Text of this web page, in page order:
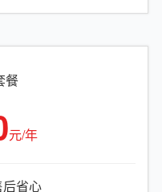
餐
元/年
省心